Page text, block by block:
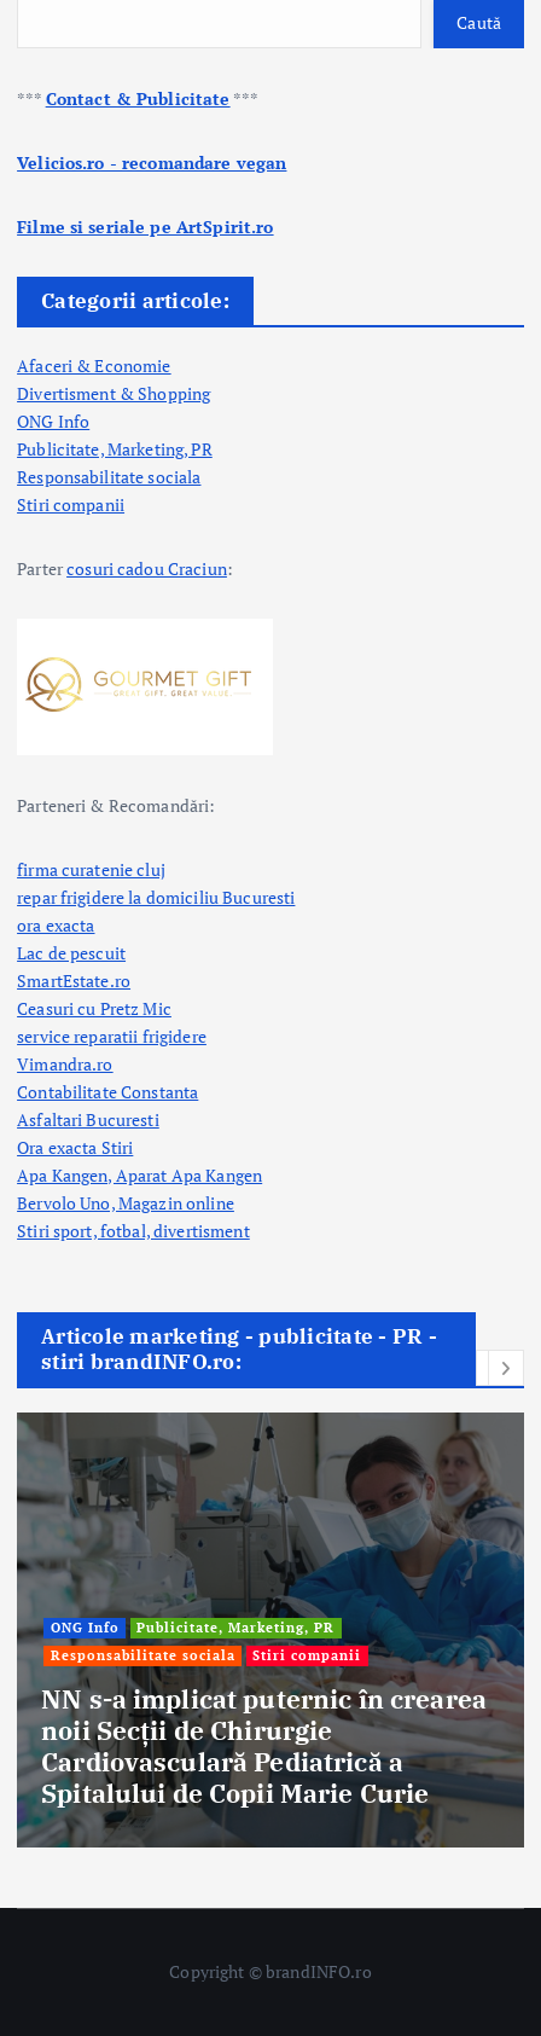
Caută
*** Contact & Publicitate ***
Velicios.ro - recomandare vegan
Filme si seriale pe ArtSpirit.ro
Categorii articole:
Afaceri & Economie
Divertisment & Shopping
ONG Info
Publicitate, Marketing, PR
Responsabilitate sociala
Stiri companii
Partercosuri cadou Craciun:
Parteneri & Recomandări:
firma curatenie cluj
repar frigidere la domiciliu Bucuresti
ora exacta
Lac de pescuit
SmartEstate.ro
Ceasuri cu Pretz Mic
service reparatii frigidere
Vimandra.ro
Contabilitate Constanta
Asfaltari Bucuresti
Ora exacta Stiri
Apa Kangen, Aparat Apa Kangen
Bervolo Uno, Magazin online
Stiri sport, fotbal,divertisment
Articole marketing - publicitate - PR -
stiri brandINFO.ro:
Afaceri & Economie
Publicitate, Marketing, PR
Stiri companii
Eternal Beauty, fondată la Salonta, a
aniversat 30 de ani în industria
frumuseții
Copyright © brandINFO.ro